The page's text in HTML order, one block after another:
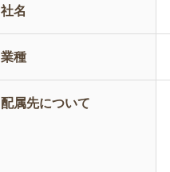
社名
業種
配属先について